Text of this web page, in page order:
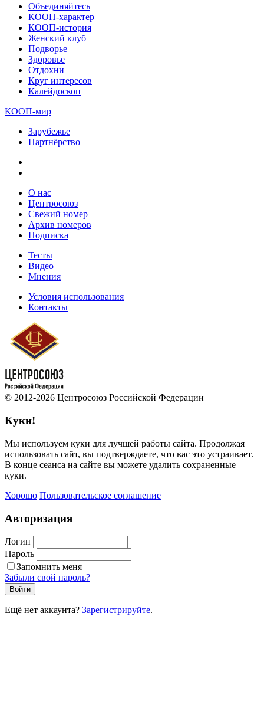
Объединяйтесь
КООП-характер
КООП-история
Женский клуб
Подворье
Здоровье
Отдохни
Круг интересов
Калейдоскоп
КООП-мир
Зарубежье
Партнёрство
О нас
Центросоюз
Свежий номер
Архив номеров
Подписка
Тесты
Видео
Мнения
Условия использования
Контакты
© 2012-2026 Центросоюз Российской Федерации
Куки!
Мы используем куки для лучшей работы сайта. Продолжая
использовать сайт, вы подтверждаете, что вас это устраивает.
В конце сеанса на сайте вы можете удалить сохраненные
куки.
Хорошо Пользовательское соглашение
Авторизация
Логин
Пароль
Запомнить меня
Забыли свой пароль?
Войти
Ещё нет аккаунта? Зарегистрируйте.